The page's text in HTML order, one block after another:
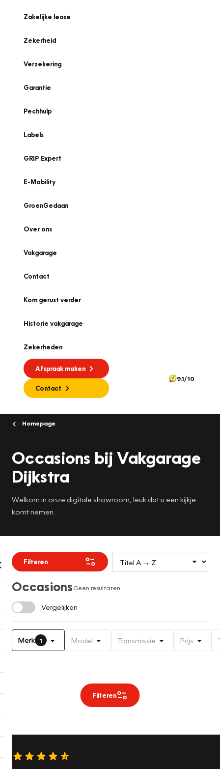
Zakelijke lease
Zekerheid
Verzekering
Garantie
Pechhulp
Labels
GRIP Expert
E-Mobility
GroenGedaan
Over ons
Vakgarage
Contact
Kom gerust verder
Historie vakgarage
Zekerheden
Afspraak maken
Contact
9.1/10
Homepage
Occasions bij Vakgarage
Dijkstra
Welkom in onze digitale showroom, leuk dat u een kijkje
komt nemen.
Filteren
OccasionsGeen resultaten
Vergelijken
Merk 1 Model Transmissie Prijs
Filteren